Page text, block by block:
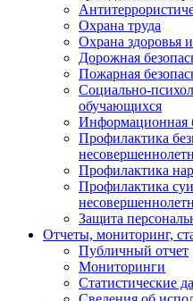
Охрана труда
Охрана
Дорожная
Пожарная
Социально-
обучающихся
Информационная
Профилактика
Профилактика
Профилактика
Защита
Отчеты, мониторинг,
Публичный отчет
Мониторинги
Статистические